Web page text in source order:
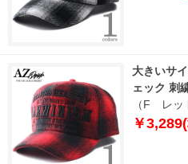
大きいサ
ェック 刺
（F レッ
￥